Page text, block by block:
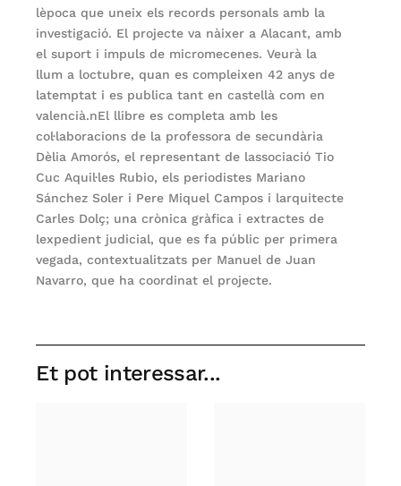
lèpoca que uneix els records personals amb la
investigació. El projecte va nàixer a Alacant, amb
el suport i impuls de micromecenes. Veurà la
llum a loctubre, quan es compleixen 42 anys de
latemptat i es publica tant en castellà com en
valencià.nEl llibre es completa amb les
col·laboracions de la professora de secundària
Dèlia Amorós, el representant de lassociació Tio
Cuc Aquil·les Rubio, els periodistes Mariano
Sánchez Soler i Pere Miquel Campos i larquitecte
Carles Dolç; una crònica gràfica i extractes de
lexpedient judicial, que es fa públic per primera
vegada, contextualitzats per Manuel de Juan
Navarro, que ha coordinat el projecte.
Et pot interessar...